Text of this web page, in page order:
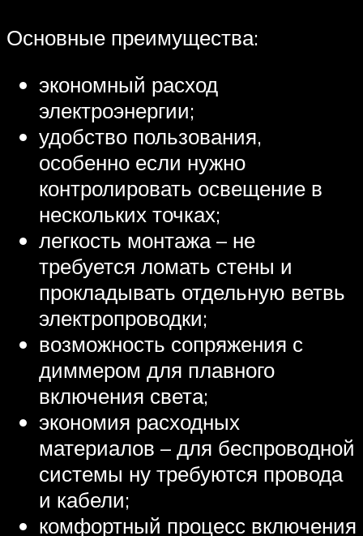
Основные преимущества:
экономный расход
электроэнергии;
удобство пользования,
особенно если нужно
контролировать освещение в
нескольких точках;
легкость монтажа – не
требуется ломать стены и
прокладывать отдельную ветвь
электропроводки;
возможность сопряжения с
диммером для плавного
включения света;
экономия расходных
материалов – для беспроводной
системы ну требуются провода
и кабели;
комфортный процесс включения